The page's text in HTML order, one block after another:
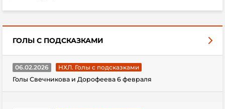
ГОЛЫ С ПОДСКАЗКАМИ
06.02.2026
НХЛ. Голы с подсказками
Голы Свечникова и Дорофеева 6 февраля